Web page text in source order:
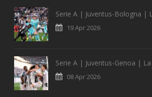
Serie A | Juventus-Bologna |
19 Apr 2026
Serie A | Juventus-Genoa |
08 Apr 2026